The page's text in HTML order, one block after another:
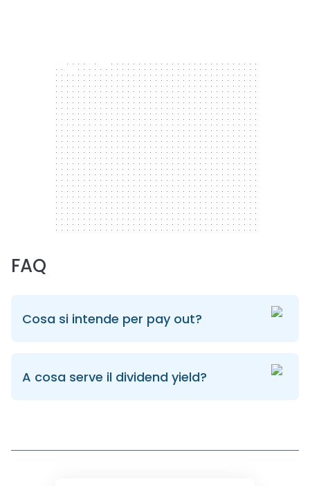
300 x 250
FAQ
Cosa si intende per pay out?
A cosa serve il dividend yield?